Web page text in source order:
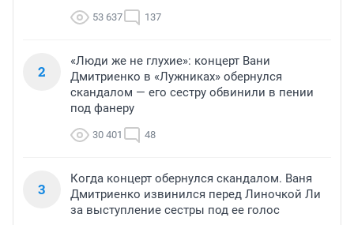
53 637 137
2
«Люди же не глухие»: концерт Вани
Дмитриенко в «Лужниках» обернулся
скандалом — его сестру обвинили в пении
под фанеру
30 401 48
3
Когда концерт обернулся скандалом. Ваня
Дмитриенко извинился перед Линочкой Ли
за выступление сестры под ее голос